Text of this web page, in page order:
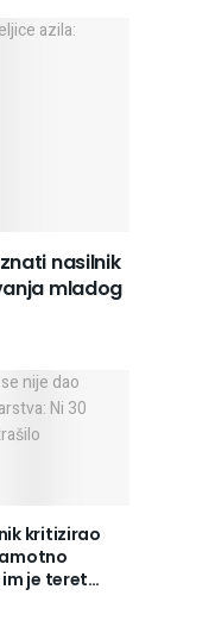
nasilnik
mladog
kritizirao
je teret…